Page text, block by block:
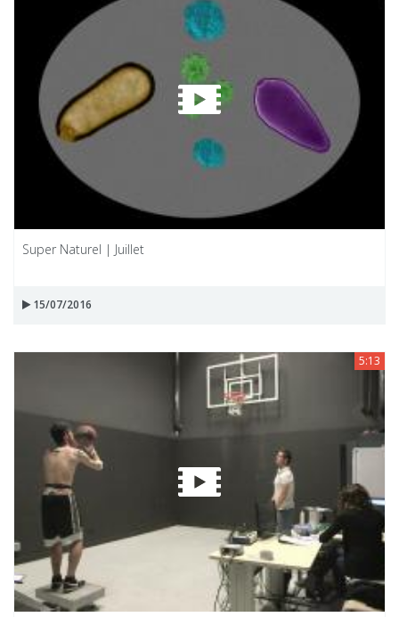
Super Naturel | Juillet
15/07/2016
5:13